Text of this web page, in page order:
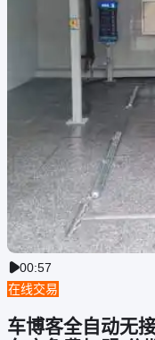
00:57
在线交易
车博客全自动无